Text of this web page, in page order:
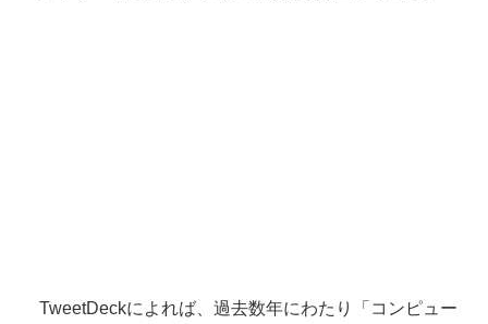
TweetDeckによれば、過去数年にわたり「コンピュー